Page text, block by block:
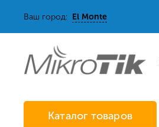
Ваш город: El Monte
Каталог товаров